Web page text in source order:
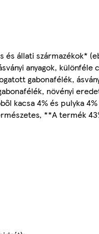
és állati származékok*
anyagok,
gabonafélék,
növényi
kacsa 4% és pulyka
**A termék